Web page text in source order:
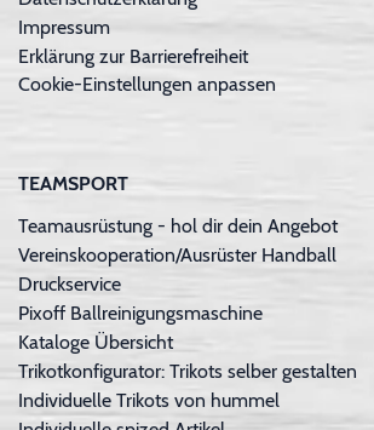
Impressum
Erklärung zur Barrierefreiheit
Cookie-Einstellungen anpassen
TEAMSPORT
Teamausrüstung - hol dir dein Angebot
Vereinskooperation/Ausrüster Handball
Druckservice
Pixoff Ballreinigungsmaschine
Kataloge Übersicht
Trikotkonfigurator: Trikots selber gestalten
Individuelle Trikots von hummel